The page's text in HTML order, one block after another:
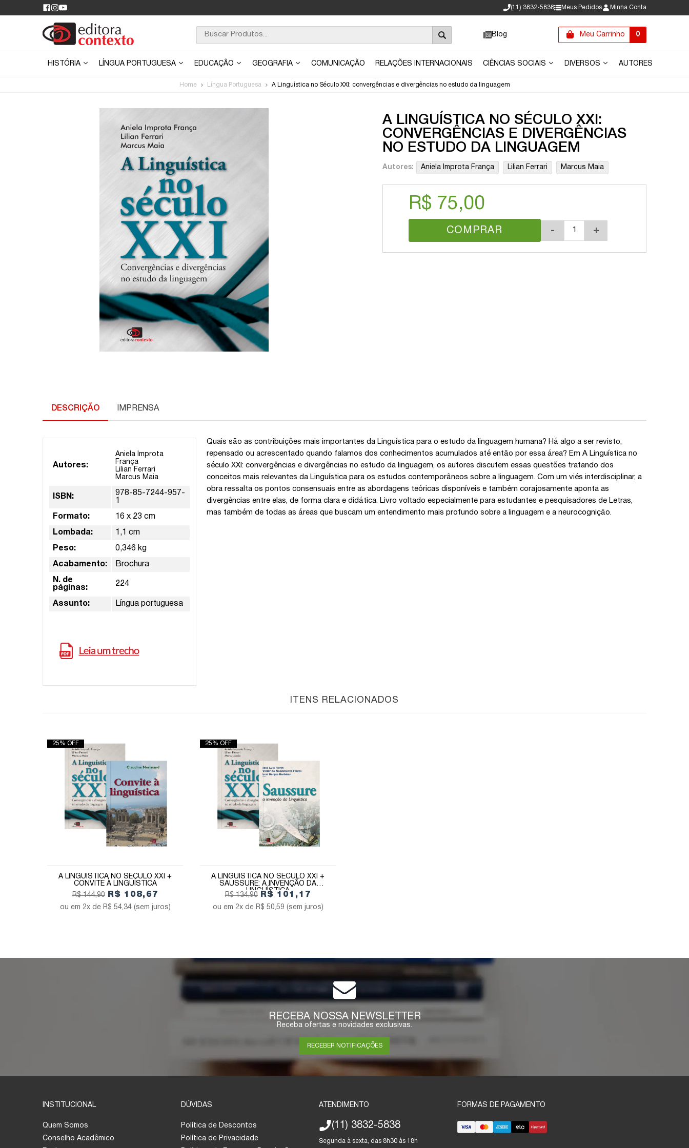
(11) 3832-5838 Meus Pedidos Minha Conta
Blog Meu Carrinho 0
HISTÓRIA LÍNGUA PORTUGUESA EDUCAÇÃO GEOGRAFIA COMUNICAÇÃO RELAÇÕES INTERNACIONAIS CIÊNCIAS SOCIAIS DIVERSOS AUTORES
Home Língua Portuguesa A Linguística no Século XXI: convergências e divergências no estudo da linguagem
A LINGUÍSTICA NO SÉCULO XXI:
CONVERGÊNCIAS E DIVERGÊNCIAS
NO ESTUDO DA LINGUAGEM
Autores: Aniela Improta França Lilian Ferrari Marcus Maia
R$ 75,00
COMPRAR - +
DESCRIÇÃO IMPRENSA
Autores:
Aniela Improta
França
Lilian Ferrari
Marcus Maia
ISBN:
978-85-7244-957-
1
Formato: 16 x 23 cm
Lombada: 1,1 cm
Peso: 0,346 kg
Acabamento: Brochura
N. de
páginas:
224
Assunto: Língua portuguesa
Quais são as contribuições mais importantes da Linguística para o estudo da linguagem humana? Há algo a ser revisto,
repensado ou acrescentado quando falamos dos conhecimentos acumulados até então por essa área? Em A Linguística no
século XXI: convergências e divergências no estudo da linguagem, os autores discutem essas questões tratando dos
conceitos mais relevantes da Linguística para os estudos contemporâneos sobre a linguagem. Com um viés interdisciplinar, a
obra ressalta os pontos consensuais entre as abordagens teóricas disponíveis e também corajosamente aponta as
divergências entre elas, de forma clara e didática. Livro voltado especialmente para estudantes e pesquisadores de Letras,
mas também de todas as áreas que buscam um entendimento mais profundo sobre a linguagem e a neurocognição.
ITENS RELACIONADOS
25% OFF
A LINGUÍSTICA NO SÉCULO XXI +
CONVITE À LINGUÍSTICA
R$ 144,90
R$ 108,67
2x de R$ 54,34 (sem juros)
25% OFF
A LINGUÍSTICA NO SÉCULO XXI +
SAUSSURE: A INVENÇÃO DA
LINGUÍSTICA
R$ 134,90 R$ 101,17
2x de R$ 50,59 (sem juros)
RECEBA NOSSA NEWSLETTER
Receba ofertas e novidades exclusivas.
RECEBER NOTIFICAÇÕES
INSTITUCIONAL
Quem Somos
Conselho Acadêmico
DÚVIDAS
Política de Descontos
Política de Privacidade
ATENDIMENTO
(11) 3832-5838
Segunda à sexta, das 8h30 às 18h
FORMAS DE PAGAMENTO